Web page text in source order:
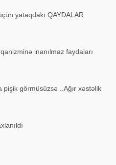
yataqdakı QAYDALAR
inanılmaz faydaları
pişik görmüsüzsə ..Ağır xəstəlik